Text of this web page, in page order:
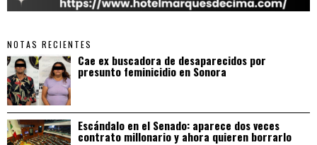
NOTAS RECIENTES
Cae ex buscadora de desaparecidos por
presunto feminicidio en Sonora
Escándalo en el Senado: aparece dos veces
contrato millonario y ahora quieren borrarlo